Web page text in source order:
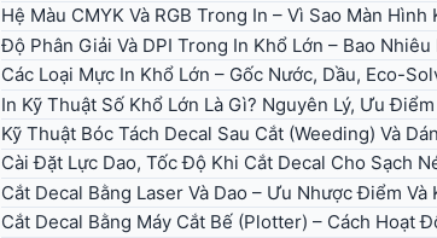
Hệ Màu CMYK Và RGB Trong In – Vì Sao Màn Hình
Độ Phân Giải Và DPI Trong In Khổ Lớn – Bao Nhiêu
Các Loại Mực In Khổ Lớn – Gốc Nước, Dầu, Eco-
In Kỹ Thuật Số Khổ Lớn Là Gì? Nguyên Lý, Ưu
Kỹ Thuật Bóc Tách Decal Sau Cắt (Weeding) Và
Cài Đặt Lực Dao, Tốc Độ Khi Cắt Decal Cho Sạch
Cắt Decal Bằng Laser Và Dao – Ưu Nhược Điểm Và
Cắt Decal Bằng Máy Cắt Bế (Plotter) – Cách Hoạt